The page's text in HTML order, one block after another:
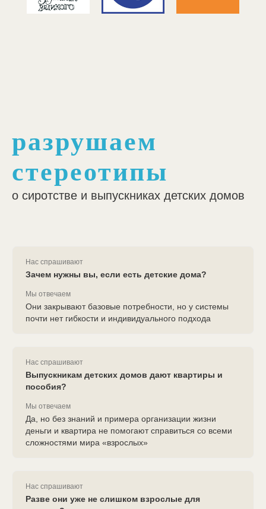
разрушаем
стереотипы
о сиротстве и выпускниках детских домов
Нас спрашивают
Зачем нужны вы, если есть детские дома?
Мы отвечаем
Они закрывают базовые потребности, но у системы
почти нет гибкости и индивидуального подхода
Нас спрашивают
Выпускникам детских домов дают квартиры и
пособия?
Мы отвечаем
Да, но без знаний и примера организации жизни
деньги и квартира не помогают справиться со всеми
сложностями мира «взрослых»
Нас спрашивают
Разве они уже не слишком взрослые для